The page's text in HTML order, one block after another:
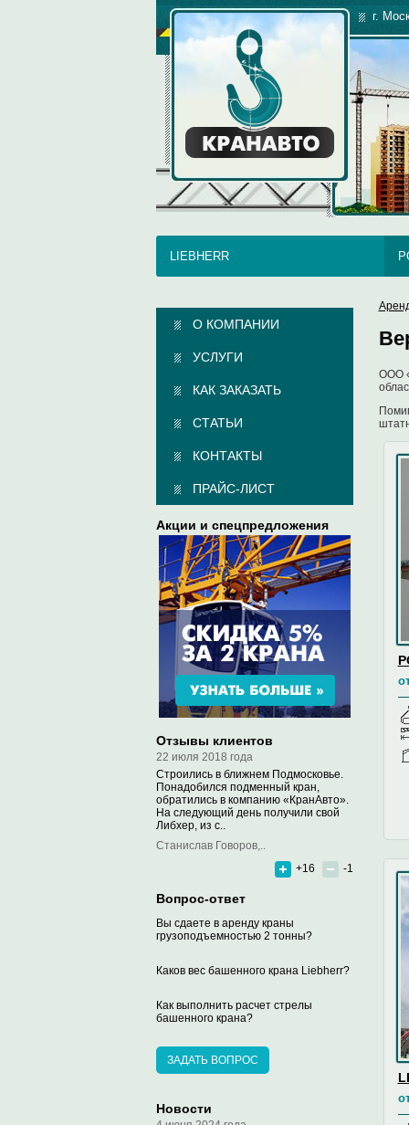
г.
LIEBHERR
О КОМПАНИИ
УСЛУГИ
КАК ЗАКАЗАТЬ
СТАТЬИ
КОНТАКТЫ
ПРАЙС-ЛИСТ
Акции и спецпредложения
Отзывы клиентов
22 июля 2018 года
Строились в ближнем Подмосковье.
Понадобился подменный кран,
обратились в компанию «КранАвто».
На следующий день получили свой
Либхер, из с..
Станислав Говоров,..
+16
-1
Вопрос-ответ
Вы сдаете в аренду краны
грузоподъемностью 2 тонны?
Каков вес башенного крана Liebherr?
Как выполнить расчет стрелы
башенного крана?
ЗАДАТЬ ВОПРОС
Новости
ООО